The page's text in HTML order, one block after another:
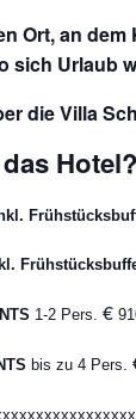
Ort, an
sich Urlaub
die Villa
Hotel?
1-2 Pers. €
bis zu 4 Pers.